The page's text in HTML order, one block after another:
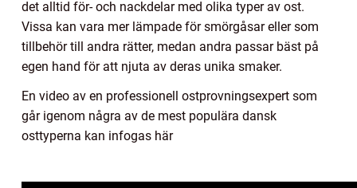
det alltid för- och nackdelar med olika typer av ost.
Vissa kan vara mer lämpade för smörgåsar eller som
tillbehör till andra rätter, medan andra passar bäst på
egen hand för att njuta av deras unika smaker.
En video av en professionell ostprovningsexpert som
går igenom några av de mest populära dansk
osttyperna kan infogas här